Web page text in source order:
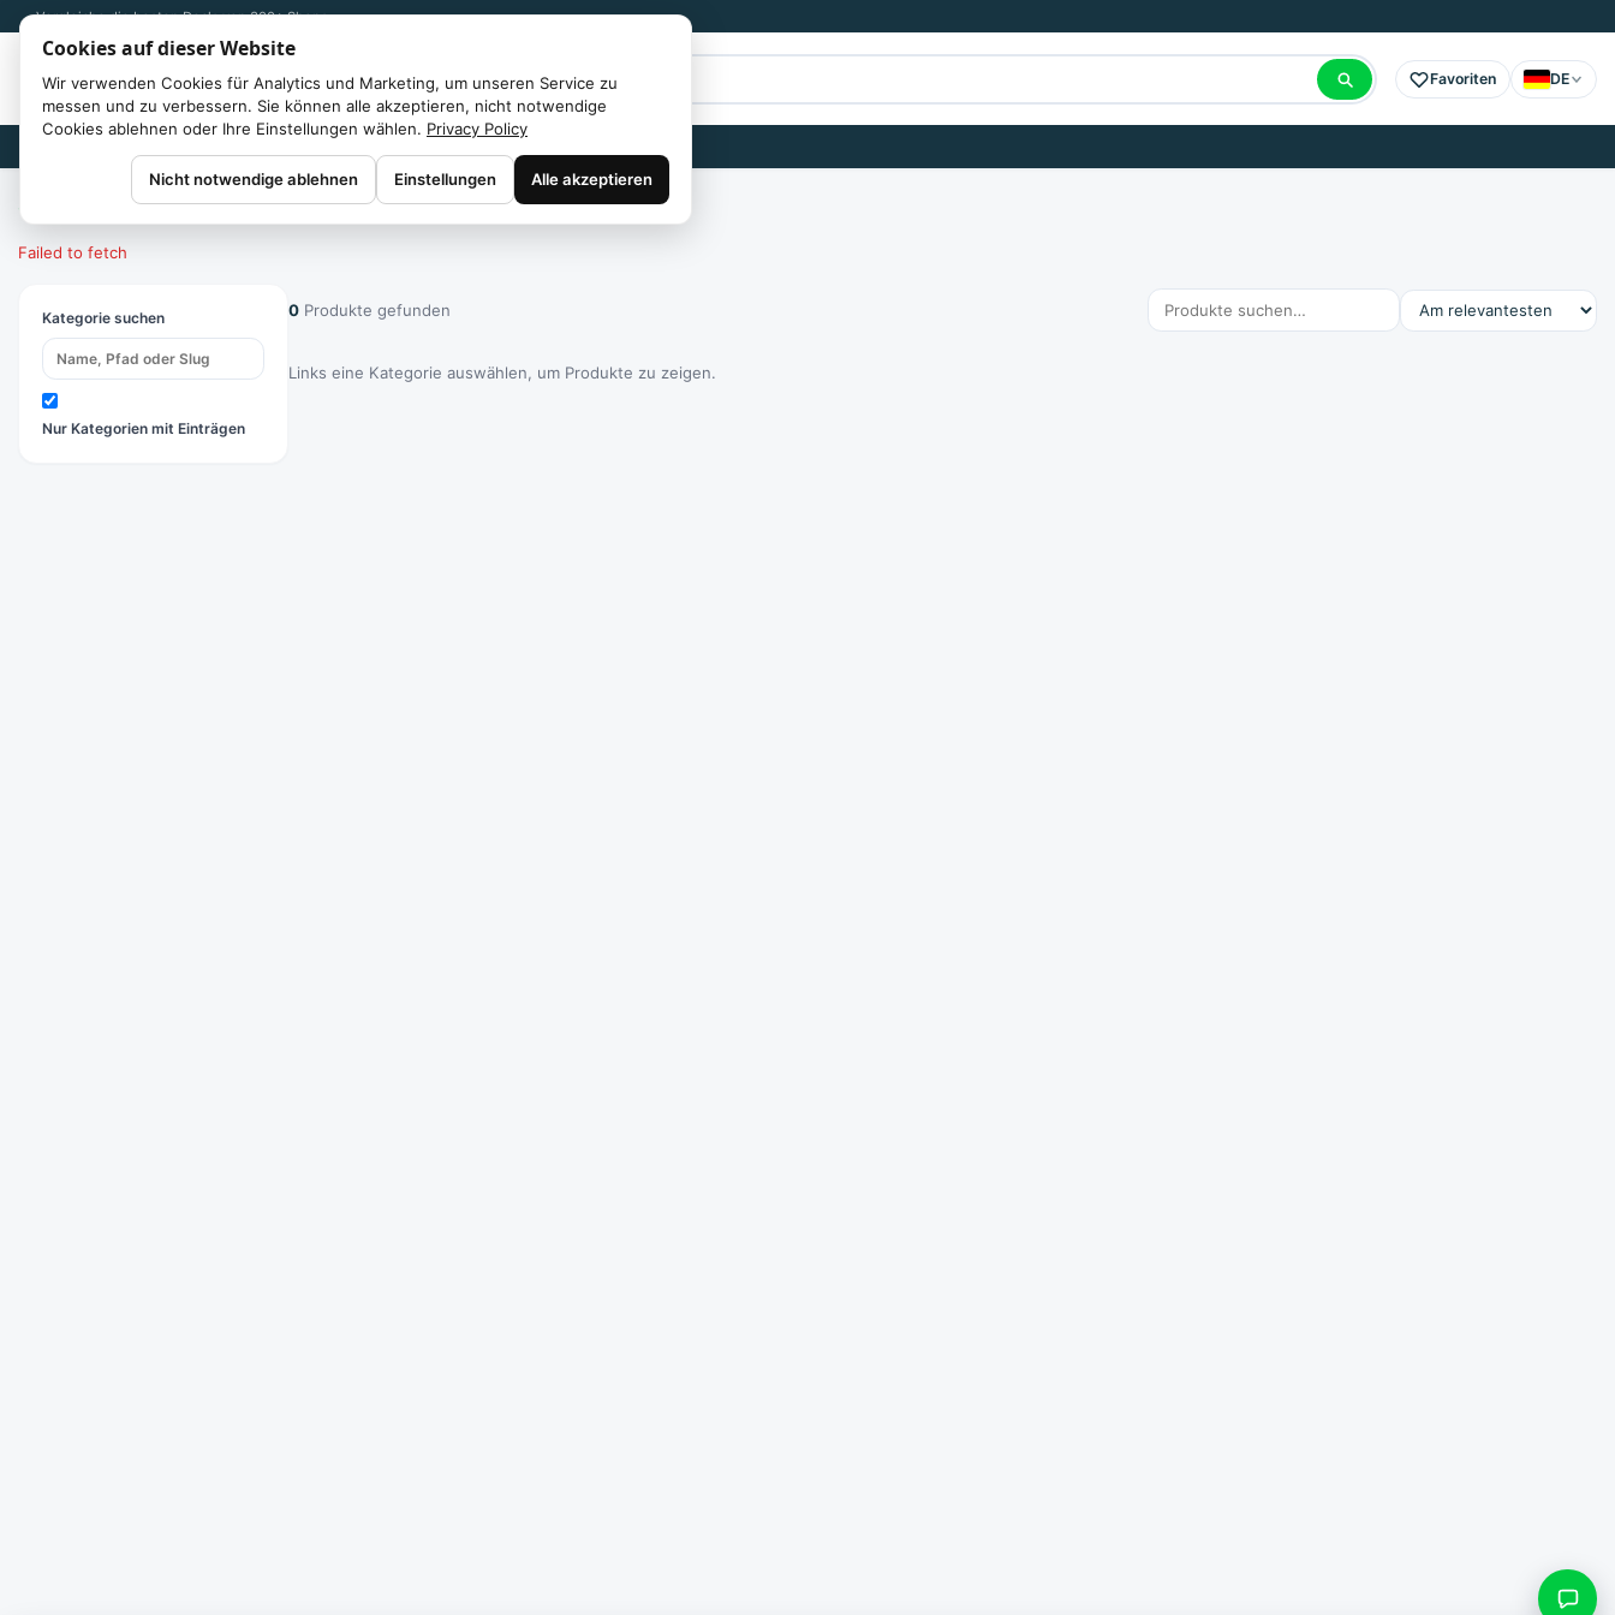
Cookies auf dieser Website
Wir verwenden Cookies für Analytics und Marketing, um unseren Service zu
messen und zu verbessern. Sie können alle akzeptieren, nicht notwendige
Cookies ablehnen oder Ihre Einstellungen wählen. Privacy Policy
Nicht notwendige ablehnen Einstellungen Alle akzeptieren
Vergleiche die besten Deals von 300+ Shops
Favoriten DE
Kategorien
Failed to fetch
Kategorie suchen
Nur Kategorien mit Einträgen
0 Produkte gefunden
Links eine Kategorie auswählen, um Produkte zu zeigen.